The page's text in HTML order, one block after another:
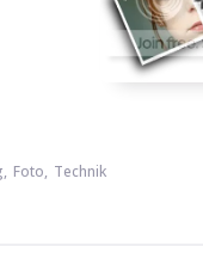
, Foto, Technik